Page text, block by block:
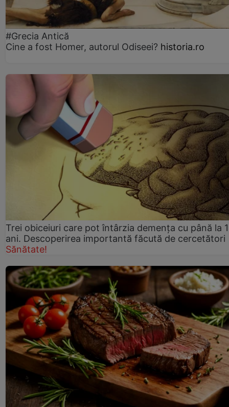
#Grecia Antică
Cine a fost Homer, autorul Odiseei? historia.ro
Trei obiceiuri care pot întârzia demența cu până la
ani. Descoperirea importantă făcută de cercetători
Sănătate!